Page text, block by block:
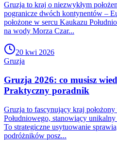
Gruzja to kraj o niezwykłym
pogranicze dwóch kontynentów –
położone w sercu Kaukazu
na wody Morza Czar...
20 kwi 2026
Gruzja
Gruzja 2026: co musisz
Praktyczny poradnik
Gruzja to fascynujący kraj
Południowego, stanowiący
To strategiczne usytuowanie
podróżników posz...